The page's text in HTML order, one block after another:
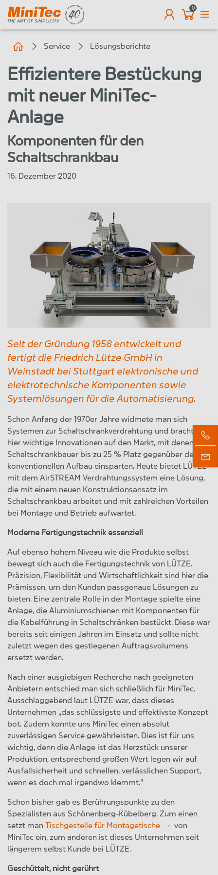
0
Service Lösungsberichte
Effizientere Bestückung
mit neuer MiniTec-
Anlage
Komponenten für den
Schaltschrankbau
16. Dezember 2020
Seit der Gründung 1958 entwickelt und
fertigt die Friedrich Lütze GmbH in
Weinstadt bei Stuttgart elektronische und
elektrotechnische Komponenten sowie
Systemlösungen für die Automatisierung.
Schon Anfang der 1970er Jahre widmete man sich
Systemen zur Schaltschrankverdrahtung und brachte
hier wichtige Innovationen auf den Markt, mit denen
Schaltschrankbauer bis zu 25 % Platz gegenüber dem
konventionellen Aufbau einsparten. Heute bietet LÜTZE
mit dem AirSTREAM Verdrahtungssystem eine Lösung,
die mit einem neuen Konstruktionsansatz im
Schaltschrankbau arbeitet und mit zahlreichen Vorteilen
bei Montage und Betrieb aufwartet.
Moderne Fertigungstechnik essenziell
Auf ebenso hohem Niveau wie die Produkte selbst
bewegt sich auch die Fertigungstechnik von LÜTZE.
Präzision, Flexibilität und Wirtschaftlichkeit sind hier die
Prämissen, um den Kunden passgenaue Lösungen zu
bieten. Eine zentrale Rolle in der Montage spielte eine
Anlage, die Aluminiumschienen mit Komponenten für
die Kabelführung in Schaltschränken bestückt. Diese war
bereits seit einigen Jahren im Einsatz und sollte nicht
zuletzt wegen des gestiegenen Auftragsvolumens
ersetzt werden.
Nach einer ausgiebigen Recherche nach geeigneten
Anbietern entschied man sich schließlich für MiniTec.
Ausschlaggebend laut LÜTZE war, dass dieses
Unternehmen „das schlüssigste und effektivste Konzept
bot. Zudem konnte uns MiniTec einen absolut
zuverlässigen Service gewährleisten. Dies ist für uns
wichtig, denn die Anlage ist das Herzstück unserer
Produktion, entsprechend großen Wert legen wir auf
Ausfallsicherheit und schnellen, verlässlichen Support,
wenn es doch mal irgendwo klemmt.“
Schon bisher gab es Berührungspunkte zu den
Spezialisten aus Schönenberg-Kübelberg. Zum einen
setzt man Tischgestelle für Montagetische
von
MiniTec ein, zum anderen ist dieses Unternehmen seit
längerem selbst Kunde bei LÜTZE.
Geschüttelt, nicht gerührt